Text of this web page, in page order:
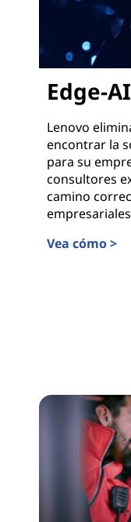
Edge-
Lenovo
encontrar la
para su
consultores
camino
Vea cómo >